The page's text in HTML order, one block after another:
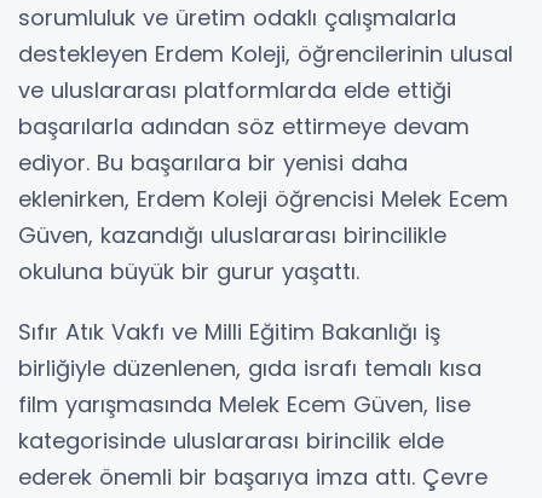
sorumluluk ve üretim odaklı çalışmalarla
destekleyen Erdem Koleji, öğrencilerinin ulusal
ve uluslararası platformlarda elde ettiği
başarılarla adından söz ettirmeye devam
ediyor. Bu başarılara bir yenisi daha
eklenirken, Erdem Koleji öğrencisi Melek Ecem
Güven, kazandığı uluslararası birincilikle
okuluna büyük bir gurur yaşattı.
Sıfır Atık Vakfı ve Milli Eğitim Bakanlığı iş
birliğiyle düzenlenen, gıda israfı temalı kısa
film yarışmasında Melek Ecem Güven, lise
kategorisinde uluslararası birincilik elde
ederek önemli bir başarıya imza attı. Çevre